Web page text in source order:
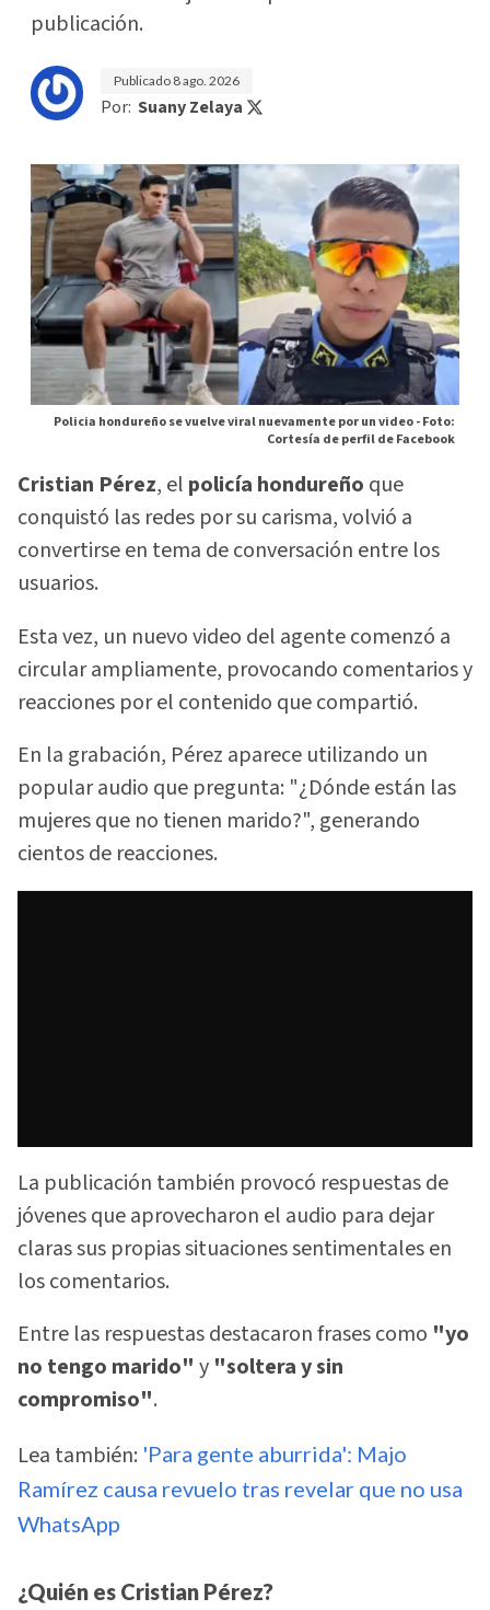
publicación.
Publicado 8 ago. 2026
Por: Suany Zelaya
Policia hondureño se vuelve viral nuevamente por un video -Foto:
Cortesía de perfil de Facebook
Cristian Pérez, el policía hondureño que
conquistó las redes por su carisma, volvió a
convertirse en tema de conversación entre los
usuarios.
Esta vez, un nuevo video del agente comenzó a
circular ampliamente, provocando comentarios y
reacciones por el contenido que compartió.
En la grabación, Pérez aparece utilizando un
popular audio que pregunta: "¿Dónde están las
mujeres que no tienen marido?", generando
cientos de reacciones.
La publicación también provocó respuestas de
jóvenes que aprovecharon el audio para dejar
claras sus propias situaciones sentimentales en
los comentarios.
Entre las respuestas destacaron frases como "yo
no tengo marido" y "soltera y sin
compromiso".
Lea también: 'Para gente aburrida': Majo
Ramírez causa revuelo tras revelar que no usa
WhatsApp
¿Quién es Cristian Pérez?